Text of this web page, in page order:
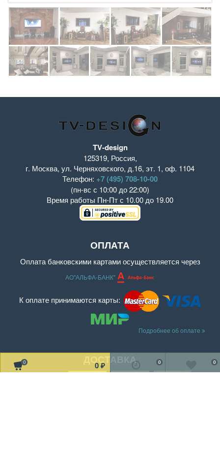
0 0 ₽
0
0
TV-design
125319, Россия,
г. Москва, ул. Черняховского, д.16, эт. 1, оф. 1104
Телефон: +7 (495) 708-10-00
(пн-вс с 10:00 до 22:00)
Время работы Пн-Пт с 10.00 до 19.00
ОПЛАТА
Оплата банковскими картами осуществляется через
АО"АЛЬФА-БАНК"
К оплате принимаются карты:
Подробнее об оплате
ДОСТАВКА